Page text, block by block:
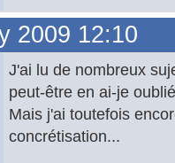
2009 12:10
J'ai lu de nombreux
peut-être en ai-je
Mais j'ai toutefois
concrétisation...